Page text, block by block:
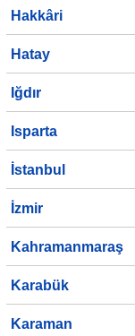
Hakkâri
Hatay
Iğdır
Isparta
İstanbul
İzmir
Kahramanmaraş
Karabük
Karaman